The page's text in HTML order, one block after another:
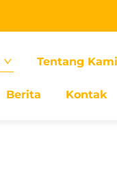
Tentang Kami
Berita Kontak